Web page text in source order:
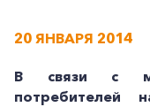
20 ЯНВАРЯ 2014
В связи с
потребителей